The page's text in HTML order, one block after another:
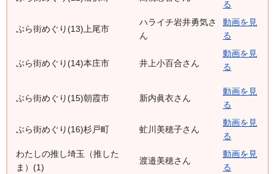
る
ぶら街めぐり(13)上尾市
ハライチ岩井勇気さ
ん
動画を見
る
ぶら街めぐり(14)本庄市 井上小百合さん
動画を見
る
ぶら街めぐり(15)朝霞市 新内眞衣さん
動画を見
る
ぶら街めぐり(16)杉戸町 虻川美穂子さん
動画を見
る
わたしの推し埼玉（推した
ま）(1)
渡邉美穂さん
動画を見
る